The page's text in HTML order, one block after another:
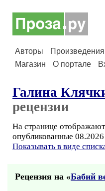
Авторы Произведения
Магазин
О портале
Галина
рецензии
На странице
опубликованные
Показывать в виде
Рецензия на «Бабий